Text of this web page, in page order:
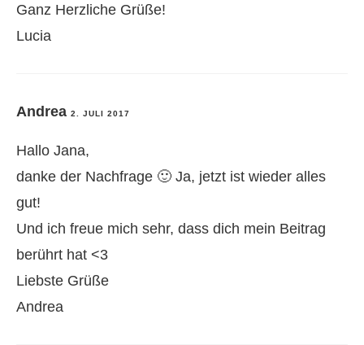
Ganz Herzliche Grüße!
Lucia
Andrea 2. JULI 2017
Hallo Jana,
danke der Nachfrage 🙂 Ja, jetzt ist wieder alles
gut!
Und ich freue mich sehr, dass dich mein Beitrag
berührt hat <3
Liebste Grüße
Andrea